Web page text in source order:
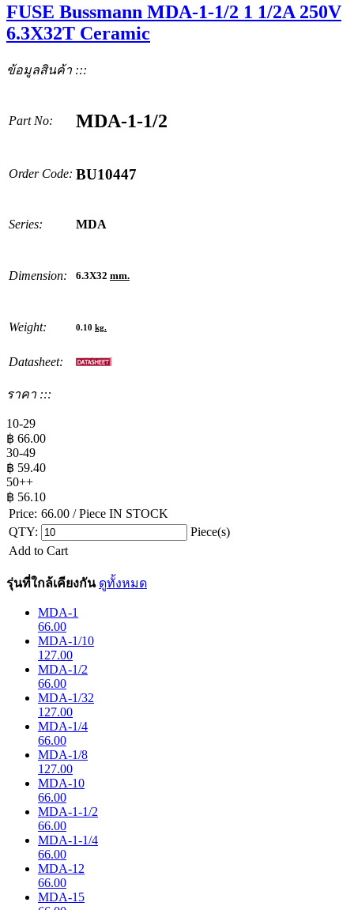
FUSE Bussmann MDA-1-1/2 1 1/2A 250V
6.3X32T Ceramic
ข้อมูลสินค้า :::
Part No: MDA-1-1/2
Order Code: BU10447
Series: MDA
Dimension: 6.3X32 mm.
Weight: 0.10 kg.
Datasheet:
ราคา :::
10-29
฿ 66.00
30-49
฿ 59.40
50++
฿ 56.10
Price: 66.00 / Piece IN STOCK
QTY:
Piece(s)
Add to Cart
รุ่นที่ใกล้เคียงกัน ดูทั้งหมด
MDA-1
66.00
MDA-1/10
127.00
MDA-1/2
66.00
MDA-1/32
127.00
MDA-1/4
66.00
MDA-1/8
127.00
MDA-10
66.00
MDA-1-1/2
66.00
MDA-1-1/4
66.00
MDA-12
66.00
MDA-15